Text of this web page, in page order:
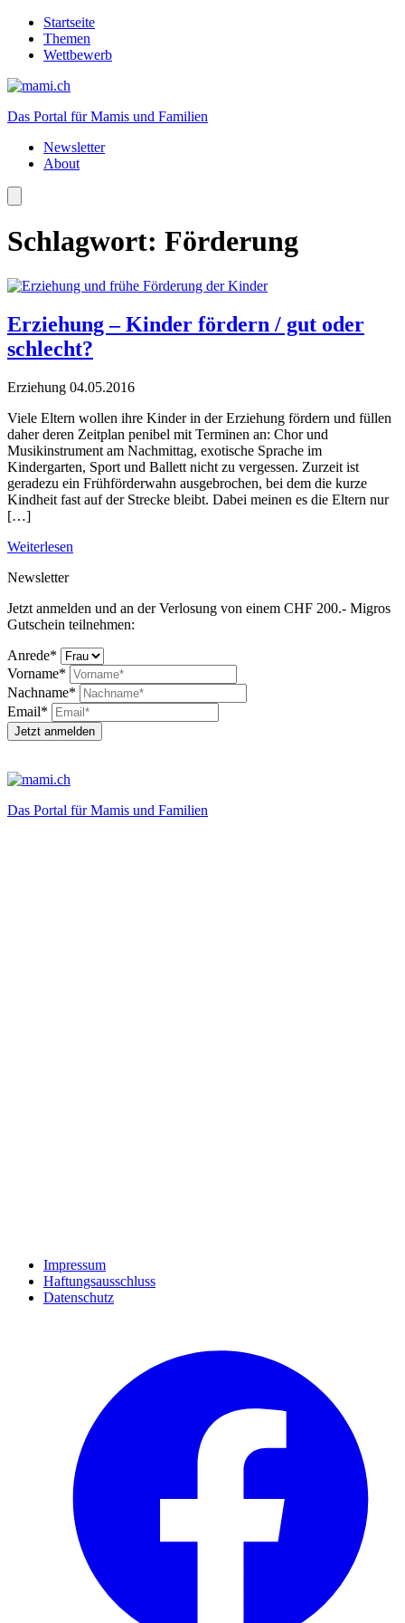
Startseite
Themen
Wettbewerb
Das Portal für Mamis und Familien
Newsletter
About
Schlagwort: Förderung
Erziehung – Kinder fördern / gut oder
schlecht?
Erziehung 04.05.2016
Viele Eltern wollen ihre Kinder in der Erziehung fördern und füllen
daher deren Zeitplan penibel mit Terminen an: Chor und
Musikinstrument am Nachmittag, exotische Sprache im
Kindergarten, Sport und Ballett nicht zu vergessen. Zurzeit ist
geradezu ein Frühförderwahn ausgebrochen, bei dem die kurze
Kindheit fast auf der Strecke bleibt. Dabei meinen es die Eltern nur
[…]
Weiterlesen
Newsletter
Jetzt anmelden und an der Verlosung von einem CHF 200.- Migros
Gutschein teilnehmen:
Anrede*
Vorname*
Nachname*
Email*
Jetzt anmelden
Das Portal für Mamis und Familien
Impressum
Haftungsausschluss
Datenschutz